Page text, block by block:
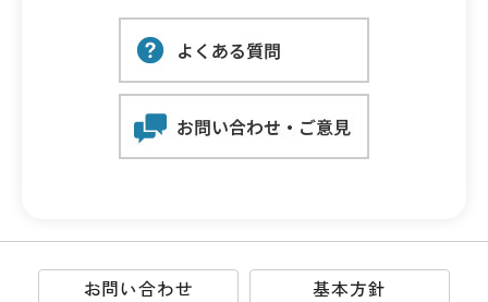
お問い合わせ
基本方針